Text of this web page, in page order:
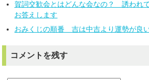
賀詞交歓会とはどんな会なの？ 誘われ
お答えします
おみくじの順番 吉は中吉より運勢が良
コメントを残す